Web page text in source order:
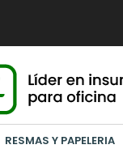
RESMAS Y PAPELERIA